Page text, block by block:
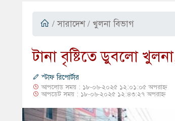
/ সারাদেশ / খুলনা বিভাগ
টানা বৃষ্টিতে ডুবলো
স্টাফ রিপোর্টার
আপলোড সময় : ১৮-০৬-২০২৫ ১২:০১:০৫ অপরাহ্ন
আপডেট সময় : ১৮-০৬-২০২৫ ১২:৪৩:২৭ অপরাহ্ন